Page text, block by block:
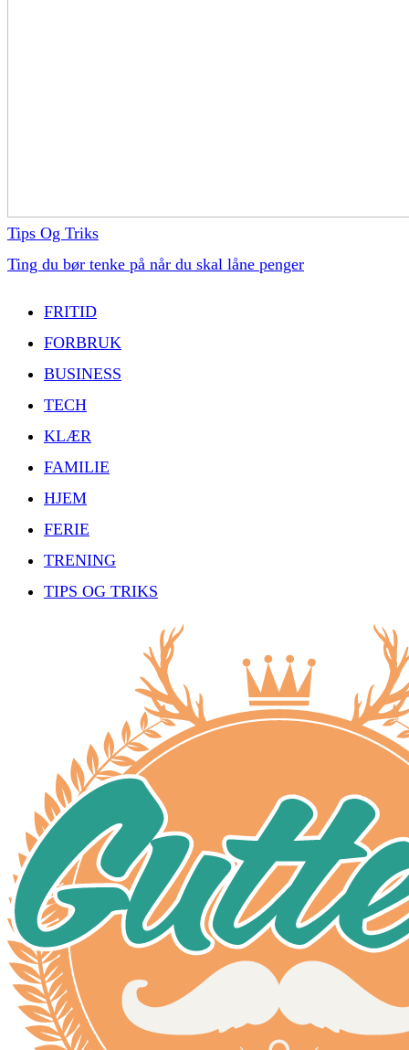
Tips Og Triks
Ting du bør tenke på når du skal låne penger
FRITID
FORBRUK
BUSINESS
TECH
KLÆR
FAMILIE
HJEM
FERIE
TRENING
TIPS OG TRIKS